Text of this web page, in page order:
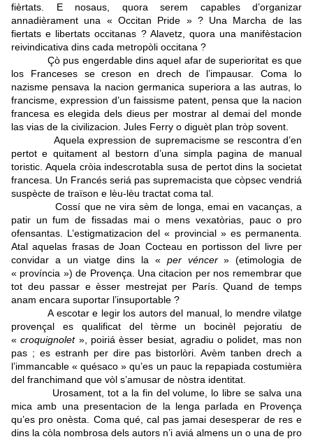
fièrtats. E nosaus, quora serem capables d’organizar
annadièrament una « Occitan Pride » ? Una Marcha de las
fiertats e libertats occitanas ? Alavetz, quora una manifèstacion
reivindicativa dins cada metropòli occitana ?
Çò pus engerdable dins aquel afar de superioritat es que
los Franceses se creson en drech de l’impausar. Coma lo
nazisme pensava la nacion germanica superiora a las autras, lo
francisme, expression d’un faissisme patent, pensa que la nacion
francesa es elegida dels dieus per mostrar al demai del monde
las vias de la civilizacion. Jules Ferry o diguèt plan tròp sovent.
Aquela expression de supremacisme se rescontra d’en
pertot e quitament al bestorn d’una simpla pagina de manual
toristic. Aquela cròia indescrotabla susa de pertot dins la societat
francesa. Un Francés seriá pas supremacista que còpsec vendriá
suspècte de traïson e lèu-lèu tractat coma tal.
Cossí que ne vira sèm de longa, emai en vacanças, a
patir un fum de fissadas mai o mens vexatòrias, pauc o pro
ofensantas. L’estigmatizacion del « provincial » es permanenta.
Atal aquelas frasas de Joan Cocteau en portisson del livre per
convidar a un viatge dins la « per véncer» (etimologia de
« província ») de Provença. Una citacion per nos remembrar que
tot deu passar e èsser mestrejat per París. Quand de temps
anam encara suportar l’insuportable ?
A escotar e legir los autors del manual, lo mendre vilatge
provençal es qualificat del tèrme un bocinèl pejoratiu de
«croquignolet», poiriá èsser besiat, agradiu o polidet, mas non
pas ; es estranh per dire pas bistorlòri. Avèm tanben drech a
l’immancable « quésaco » qu’es un pauc la repapiada costumièra
del franchimand que vòl s’amusar de nòstra identitat.
Urosament, tot a la fin del volume, lo libre se salva una
mica amb una presentacion de la lenga parlada en Provença
qu’es pro onèsta. Coma qué, cal pas jamai desesperar de res e
dins la còla nombrosa dels autors n’i aviá almens un o una de pro